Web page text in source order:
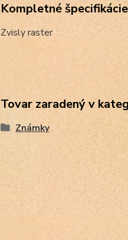
Kompletné špecifikácie
Zvisly raster
Tovar zaradený v
Známky